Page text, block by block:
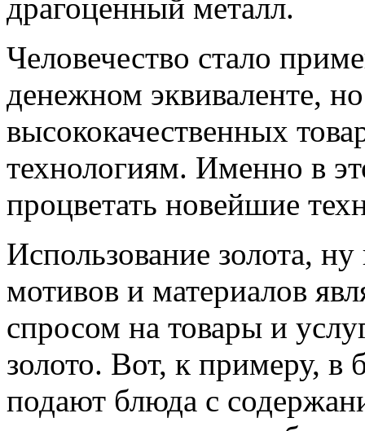
драгоценный металл.
Человечество стало
денежном эквиваленте,
высококачественных
технологиям. Именно в
процветать новейшие
Использование золота,
мотивов и материалов
спросом на товары и
золото. Вот, к примеру, в
подают блюда с